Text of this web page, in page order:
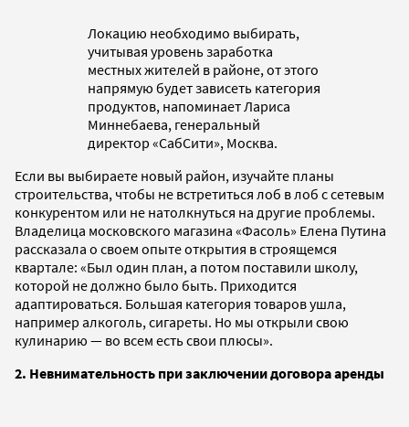
Локацию необходимо выбирать,
учитывая уровень заработка
местных жителей в районе, от этого
напрямую будет зависеть категория
продуктов, напоминает Лариса
Миннебаева, генеральный
директор «СабСити», Москва.
Если вы выбираете новый район, изучайте планы
строительства, чтобы не встретиться лоб в лоб с сетевым
конкурентом или не натолкнуться на другие проблемы.
Владелица московского магазина «Фасоль» Елена Путина
рассказала о своем опыте открытия в строящемся
квартале: «Был один план, а потом поставили школу,
которой не должно было быть. Приходится
адаптироваться. Большая категория товаров ушла,
например алкоголь, сигареты. Но мы открыли свою
кулинарию — во всем есть свои плюсы».
2. Невнимательность при заключении договора аренды